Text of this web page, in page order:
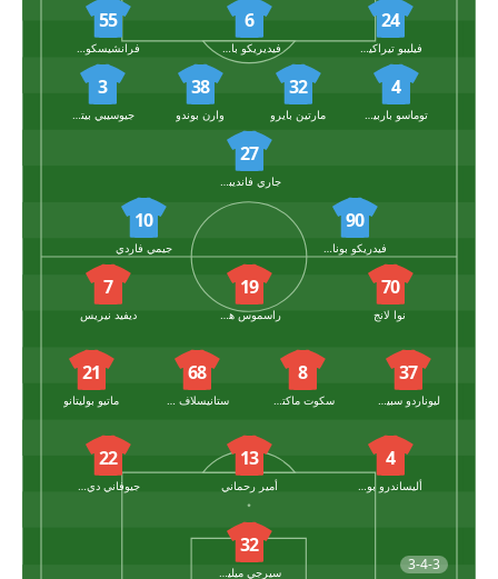
24
فيليبو تيراكيانو
6
فيديريكو باشيروتو
55
فرانشيسكو فولينو
4
32
مارتين بايرو
38
وارن بوندو
3
27
90
10
جيمي فاردي
3-4-3
70
نوا لانج
19
راسموس هويلوند
7
ديفيد نيريس
37
ليوناردو سبينازولا
8
سكوت ماكتومناي
68
ستانيسلاف لوبتكا
21
ماتيو بوليتانو
4
أليساندرو بونجيورنو
13
أمير رحماني
22
جيوفاني دي لورينزو
32